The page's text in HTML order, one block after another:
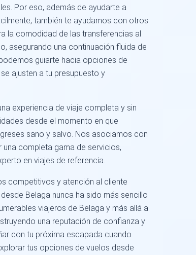
Por eso, además de ayudarte a
también te ayudamos con otros
la comodidad de las transferencias al
asegurando una continuación fluida de
guiarte hacia opciones de
ajusten a tu presupuesto y
experiencia de viaje completa y sin
desde el momento en que
sano y salvo. Nos asociamos con
completa gama de servicios,
en viajes de referencia.
competitivos y atención al cliente
Belaga nunca ha sido más sencillo
viajeros de Belaga y más allá a
una reputación de confianza y
con tu próxima escapada cuando
tus opciones de vuelos desde